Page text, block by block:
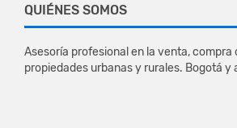
QUIÉNES SOMOS
Asesoría profesional en la venta, compra
propiedades urbanas y rurales. Bogotá y